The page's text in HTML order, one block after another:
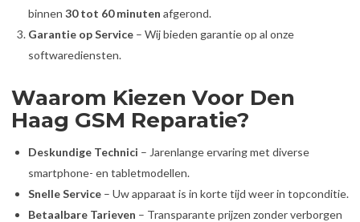
binnen 30 tot 60 minuten afgerond.
Garantie op Service – Wij bieden garantie op al onze
softwarediensten.
Waarom Kiezen Voor Den
Haag GSM Reparatie?
Deskundige Technici – Jarenlange ervaring met diverse
smartphone- en tabletmodellen.
Snelle Service – Uw apparaat is in korte tijd weer in topconditie.
Betaalbare Tarieven – Transparante prijzen zonder verborgen